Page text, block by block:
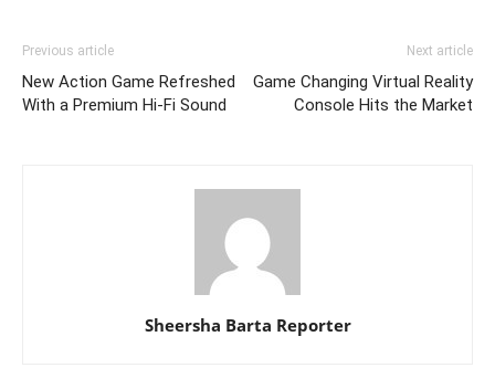
Previous article
New Action Game Refreshed
With a Premium Hi-Fi Sound
Next article
Game Changing Virtual Reality
Console Hits the Market
Sheersha Barta Reporter